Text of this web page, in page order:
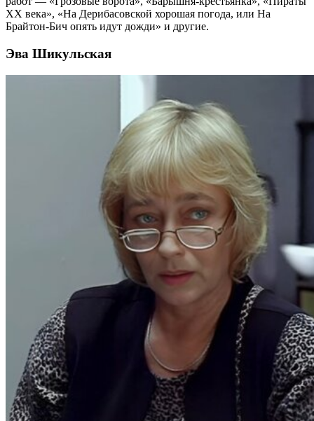
ХХ века», «На Дерибасовской хорошая погода, или На
Брайтон-Бич опять идут дожди» и другие.
Эва Шикульская